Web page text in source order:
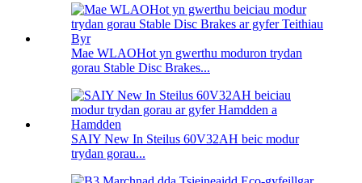
Mae WLAOHot yn gwerthu moduron trydan
gorau Stable Disc Brakes...
SAIY New In Steilus 60V32AH beic modur
trydan gorau...